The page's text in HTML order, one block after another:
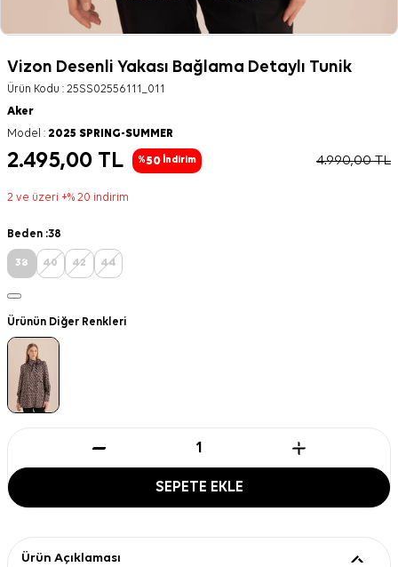
Vizon Desenli Yakası Bağlama Detaylı Tunik
Ürün Kodu : 25SS02556111_011
Aker
Model : 2025 SPRING-SUMMER
2.495,00 TL %50 İndirim 4.990,00TL
2 ve üzeri +% 20 indirim
Beden :38
38 40 42 44
Ürünün Diğer Renkleri
SEPETE EKLE
Ürün Açıklaması